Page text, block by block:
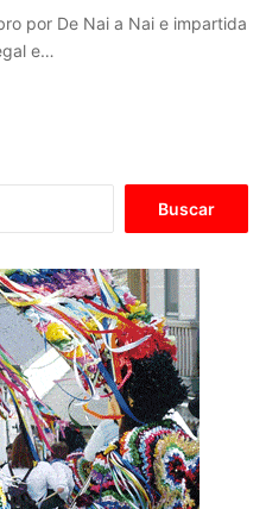
por De Nai a Nai e impartida
e…
c
a
r
: